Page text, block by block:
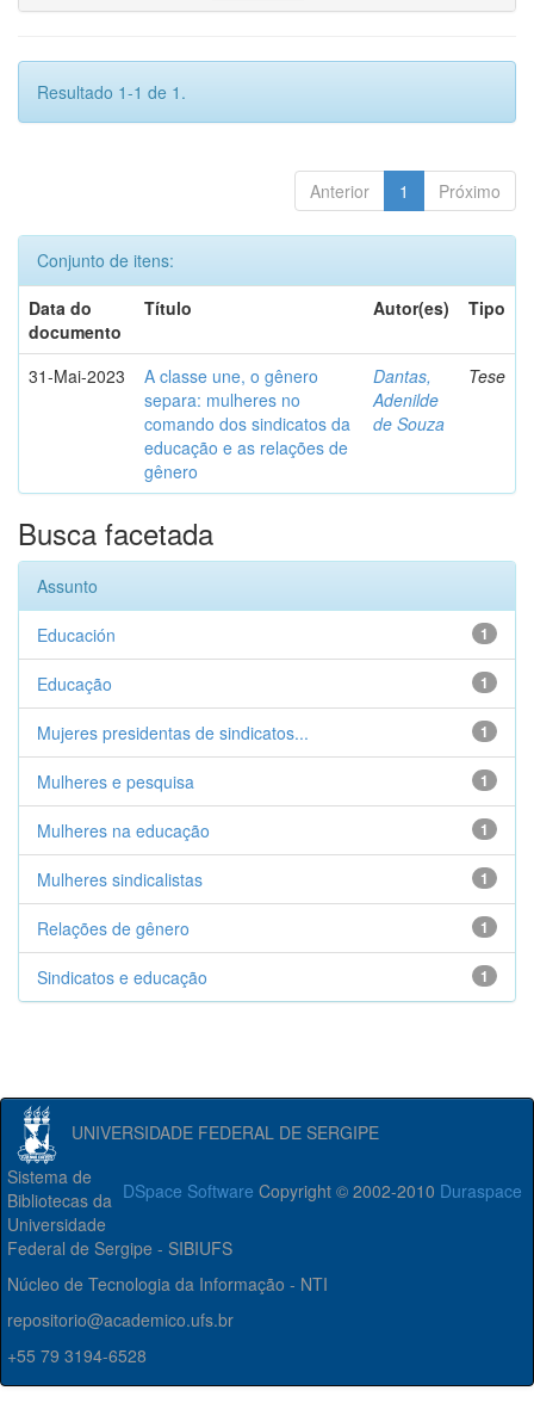
Resultado 1-1 de 1.
Anterior 1 Próximo
Conjunto de itens:
Data do
documento
Título Autor(es) Tipo
31-Mai-2023
A classe une, o gênero
separa: mulheres no
comando dos sindicatos da
educação e as relações de
gênero
Dantas,
Adenilde
de Souza
Tese
Busca facetada
Assunto
1
Educación
1
Educação
1
Mujeres presidentas de sindicatos...
1
Mulheres e pesquisa
1
Mulheres na educação
1
Mulheres sindicalistas
1
Relações de gênero
1
Sindicatos e educação
UNIVERSIDADE FEDERAL DE SERGIPE
DSpace Software Copyright © 2002-2010 Duraspace
Sistema de
Bibliotecas da
Universidade
Federal de Sergipe - SIBIUFS
Núcleo de Tecnologia da Informação - NTI
repositorio@academico.ufs.br
+55 79 3194-6528